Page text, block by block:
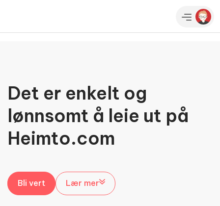
Det er enkelt og
lønnsomt å leie ut på
Heimto.com
Bli vert Lær mer